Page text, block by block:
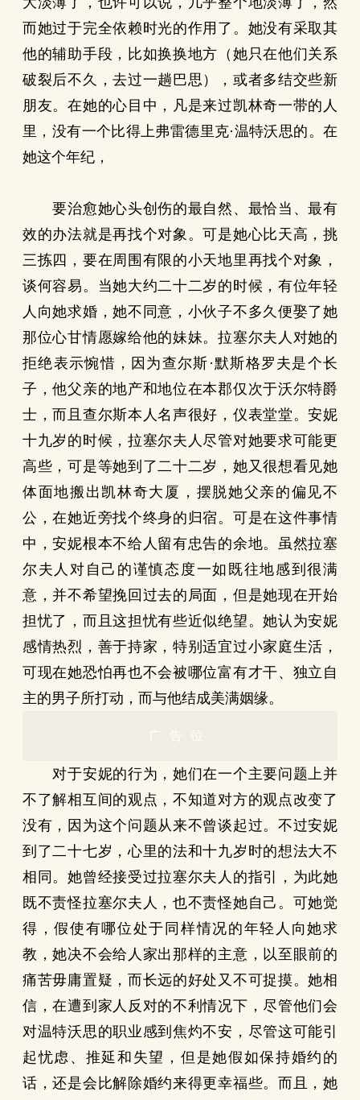
而她过于完全依赖时光的作用了。她没有采取其
他的辅助手段，比如换换地方（她只在他们关系
破裂后不久，去过一趟巴思），或者多结交些新
朋友。在她的心目中，凡是来过凯林奇一带的人
里，没有一个比得上弗雷德里克·温特沃思的。在
她这个年纪，
要治愈她心头创伤的最自然、最恰当、最有
效的办法就是再找个对象。可是她心比天高，挑
三拣四，要在周围有限的小天地里再找个对象，
谈何容易。当她大约二十二岁的时候，有位年轻
人向她求婚，她不同意，小伙子不多久便娶了她
那位心甘情愿嫁给他的妹妹。拉塞尔夫人对她的
拒绝表示惋惜，因为查尔斯·默斯格罗夫是个长
子，他父亲的地产和地位在本郡仅次于沃尔特爵
士，而且查尔斯本人名声很好，仪表堂堂。安妮
十九岁的时候，拉塞尔夫人尽管对她要求可能更
高些，可是等她到了二十二岁，她又很想看见她
体面地搬出凯林奇大厦，摆脱她父亲的偏见不
公，在她近旁找个终身的归宿。可是在这件事情
中，安妮根本不给人留有忠告的余地。虽然拉塞
尔夫人对自己的谨慎态度一如既往地感到很满
意，并不希望挽回过去的局面，但是她现在开始
担忧了，而且这担忧有些近似绝望。她认为安妮
感情热烈，善于持家，特别适宜过小家庭生活，
可现在她恐怕再也不会被哪位富有才干、独立自
主的男子所打动，而与他结成美满姻缘。
广告位
对于安妮的行为，她们在一个主要问题上并
不了解相互间的观点，不知道对方的观点改变了
没有，因为这个问题从来不曾谈起过。不过安妮
到了二十七岁，心里的法和十九岁时的想法大不
相同。她曾经接受过拉塞尔夫人的指引，为此她
既不责怪拉塞尔夫人，也不责怪她自己。可她觉
得，假使有哪位处于同样情况的年轻人向她求
教，她决不会给人家出那样的主意，以至眼前的
痛苦毋庸置疑，而长远的好处又不可捉摸。她相
信，在遭到家人反对的不利情况下，尽管他们会
对温特沃思的职业感到焦灼不安，尽管这可能引
起忧虑、推延和失望，但是她假如保持婚约的
话，还是会比解除婚约来得更幸福些。而且，她